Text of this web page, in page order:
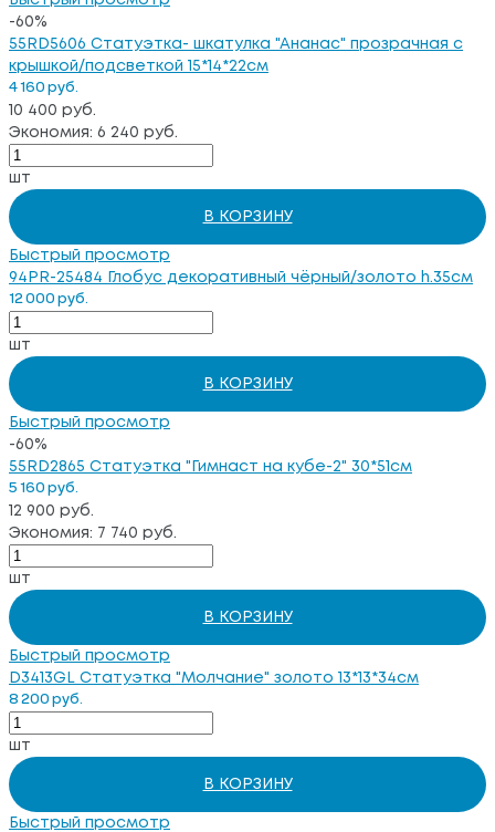
-60%
55RD5606 Статуэтка- шкатулка "Ананас" прозрачная с
крышкой/подсветкой 15*14*22см
4 160 руб.
10 400 руб.
Экономия: 6 240 руб.
шт
В КОРЗИНУ
Быстрый просмотр
94PR-25484 Глобус декоративный чёрный/золото h.35см
12 000 руб.
шт
В КОРЗИНУ
Быстрый просмотр
-60%
55RD2865 Статуэтка "Гимнаст на кубе-2" 30*51см
5 160 руб.
12 900 руб.
Экономия: 7 740 руб.
шт
В КОРЗИНУ
Быстрый просмотр
D3413GL Статуэтка "Молчание" золото 13*13*34см
8 200 руб.
шт
В КОРЗИНУ
Быстрый просмотр